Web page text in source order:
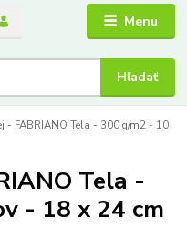
Menu
Hľadať
- FABRIANO Tela - 300 g/m2 - 10
Tela -
- 18 x 24 cm